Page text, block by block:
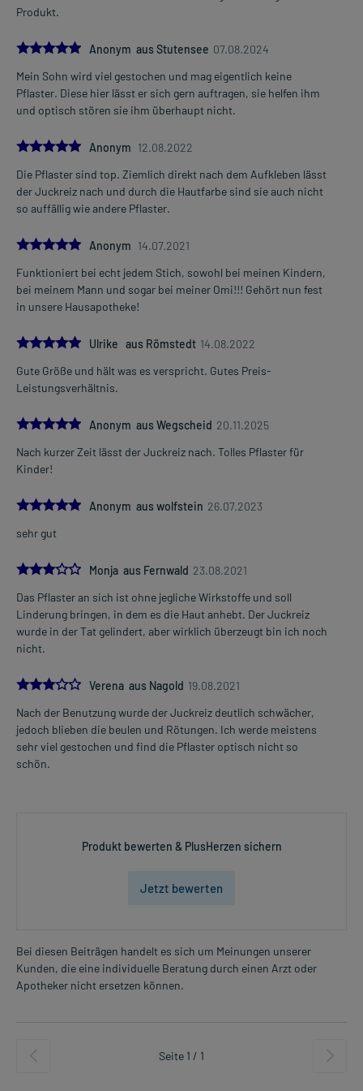
Produkt.
5.0Anonym aus Stutensee 07.08.2024
Mein Sohn wird viel gestochen und mag eigentlich keine
Pflaster. Diese hier lässt er sich gern auftragen, sie helfen ihm
und optisch stören sie ihm überhaupt nicht.
5.0Anonym 12.08.2022
Die Pflaster sind top. Ziemlich direkt nach dem Aufkleben lässt
der Juckreiz nach und durch die Hautfarbe sind sie auch nicht
so auffällig wie andere Pflaster.
5.0Anonym 14.07.2021
Funktioniert bei echt jedem Stich, sowohl bei meinen Kindern,
bei meinem Mann und sogar bei meiner Omi!!! Gehört nun fest
in unsere Hausapotheke!
5.0
Ulrike aus Römstedt 14.08.2022
Gute Größe und hält was es verspricht. Gutes Preis-
Leistungsverhältnis.
5.0Anonym aus Wegscheid 20.11.2025
Nach kurzer Zeit lässt der Juckreiz nach. Tolles Pflaster für
Kinder!
5.0Anonym aus wolfstein 26.07.2023
sehr gut
3.0
Monja aus Fernwald 23.08.2021
Das Pflaster an sich ist ohne jegliche Wirkstoffe und soll
Linderung bringen, in dem es die Haut anhebt. Der Juckreiz
wurde in der Tat gelindert, aber wirklich überzeugt bin ich noch
nicht.
3.0
Verena aus Nagold 19.08.2021
Nach der Benutzung wurde der Juckreiz deutlich schwächer,
jedoch blieben die beulen und Rötungen. Ich werde meistens
sehr viel gestochen und find die Pflaster optisch nicht so
schön.
Produkt bewerten & PlusHerzen sichern
Jetzt bewerten
Bei diesen Beiträgen handelt es sich um Meinungen unserer
Kunden, die eine individuelle Beratung durch einen Arzt oder
Apotheker nicht ersetzen können.
Seite 1 / 1